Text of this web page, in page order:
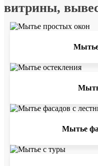
витрины,
Мытье
Мытье